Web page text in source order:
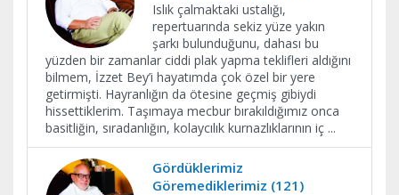
Islık çalmaktaki ustalığı,
repertuarında sekiz yüze yakın
şarkı bulunduğunu, dahası bu
yüzden bir zamanlar ciddi plak yapma teklifleri aldığını
bilmem, İzzet Bey’i hayatımda çok özel bir yere
getirmişti. Hayranlığın da ötesine geçmiş gibiydi
hissettiklerim. Taşımaya mecbur bırakıldığımız onca
basitliğin, sıradanlığın, kolaycılık kurnazlıklarının iç ...
Gördüklerimiz
Göremediklerimiz (121)